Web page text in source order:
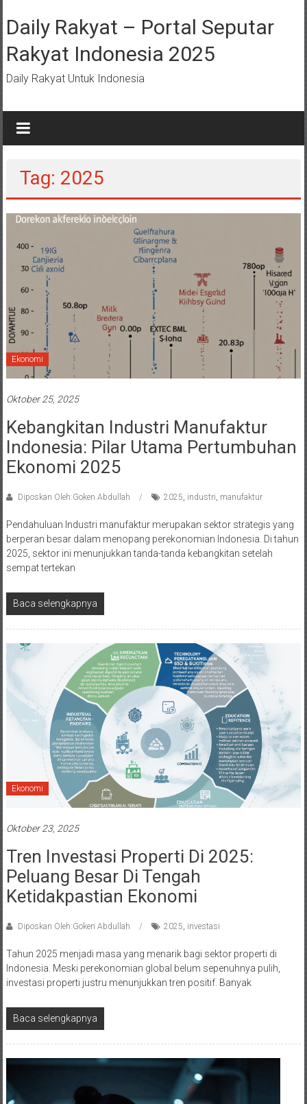
ke
konten
Daily Rakyat – Portal Seputar
Rakyat Indonesia 2025
Daily Rakyat Untuk Indonesia
Tag: 2025
Ekonomi
Oktober 25, 2025
Kebangkitan Industri Manufaktur
Indonesia: Pilar Utama Pertumbuhan
Ekonomi 2025
Diposkan Oleh:Goken Abdullah 2025 industri manufaktur
Pendahuluan Industri manufaktur merupakan sektor strategis yang
berperan besar dalam menopang perekonomian Indonesia. Di tahun
2025, sektor ini menunjukkan tanda-tanda kebangkitan setelah
sempat tertekan
Baca selengkapnya
Ekonomi
Oktober 23, 2025
Tren Investasi Properti Di 2025:
Peluang Besar Di Tengah
Ketidakpastian Ekonomi
Diposkan Oleh:Goken Abdullah 2025, investasi
Tahun 2025 menjadi masa yang menarik bagi sektor properti di
Indonesia. Meski perekonomian global belum sepenuhnya pulih,
investasi properti justru menunjukkan tren positif. Banyak
Baca selengkapnya